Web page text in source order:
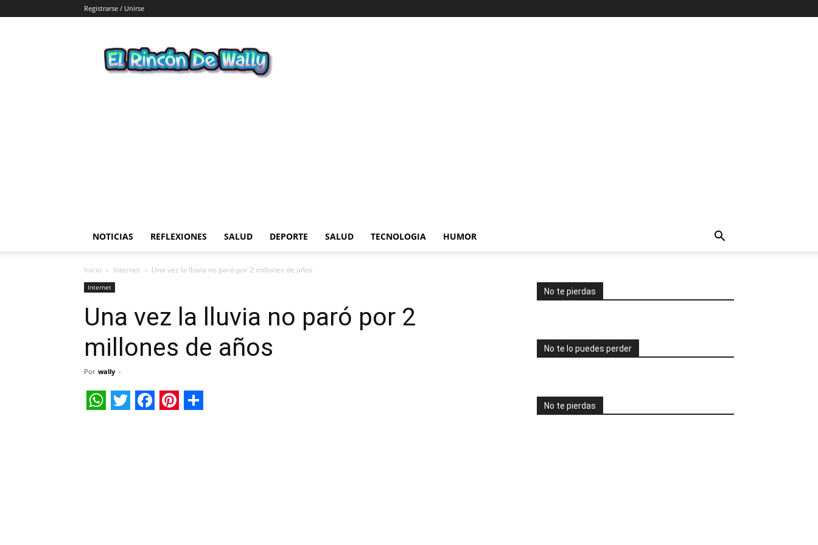
Registrarse / Unirse
Rincon
de
NOTICIAS REFLEXIONES SALUD DEPORTE SALUD TECNOLOGIA HUMOR
Inicio Internet Una vez la lluvia no paró por 2 millones de años
Internet
Una vez la lluvia no paró por 2
millones de años
Por wally -
No te pierdas
No te lo puedes perder
No te pierdas